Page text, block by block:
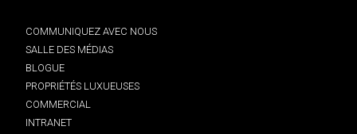
COMMUNIQUEZ AVEC NOUS
SALLE DES MÉDIAS
BLOGUE
PROPRIÉTÉS LUXUEUSES
COMMERCIAL
INTRANET